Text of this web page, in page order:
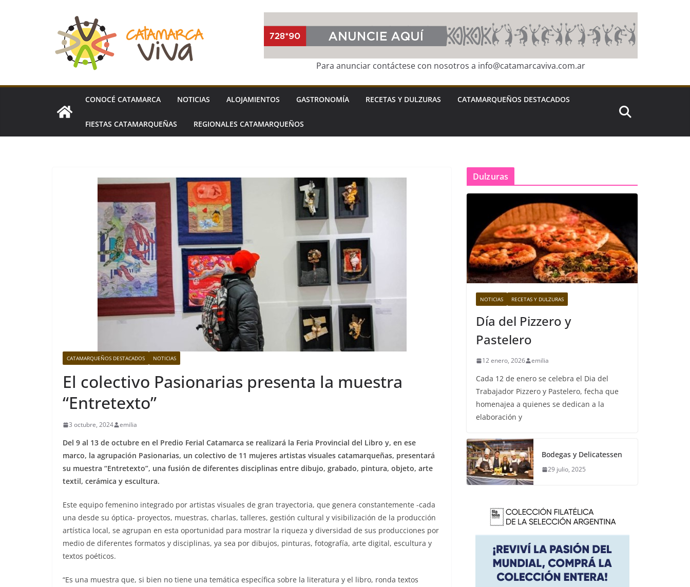
Para anunciar contáctese con nosotros a info@catamarcaviva.com.ar
CONOCÉ CATAMARCA NOTICIAS ALOJAMIENTOS GASTRONOMÍA RECETAS Y DULZURAS CATAMARQUEÑOS DESTACADOS
FIESTAS CATAMARQUEÑAS REGIONALES CATAMARQUEÑOS
CATAMARQUEÑOS DESTACADOS NOTICIAS
El colectivo Pasionarias presenta la muestra
“Entretexto”
3 octubre, 2024 emilia
Del 9 al 13 de octubre en el Predio Ferial Catamarca se realizará la Feria Provincial del Libro y, en ese
marco, la agrupación Pasionarias, un colectivo de 11 mujeres artistas visuales catamarqueñas, presentará
su muestra “Entretexto”, una fusión de diferentes disciplinas entre dibujo, grabado, pintura, objeto, arte
textil, cerámica y escultura.
Este equipo femenino integrado por artistas visuales de gran trayectoria, que genera constantemente -cada
una desde su óptica- proyectos, muestras, charlas, talleres, gestión cultural y visibilización de la producción
artística local, se agrupan en esta oportunidad para mostrar la riqueza y diversidad de sus producciones por
medio de diferentes formatos y disciplinas, ya sea por dibujos, pinturas, fotografía, arte digital, escultura y
textos poéticos.
“Es una muestra que, si bien no tiene una temática específica sobre la literatura y el libro, ronda textos
Dulzuras
NOTICIAS RECETAS Y DULZURAS
Día del Pizzero y
Pastelero
12 enero, 2026 emilia
Cada 12 de enero se celebra el Dia del
Trabajador Pizzero y Pastelero, fecha que
homenajea a quienes se dedican a la
elaboración y
Bodegas y Delicatessen
29 julio, 2025